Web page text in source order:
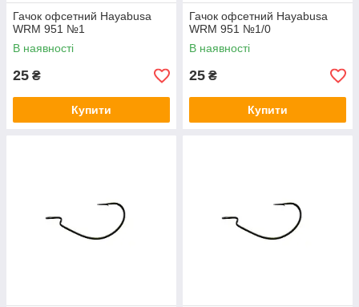
Гачок офсетний Hayabusa
WRM 951 №1
В наявності
25 ₴
Купити
Гачок офсетний Hayabusa
WRM 951 №1/0
В наявності
25 ₴
Купити